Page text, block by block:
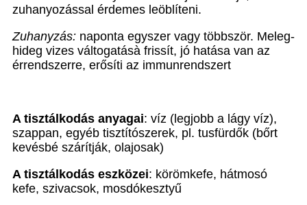
zuhanyozással érdemes leöblíteni.
Zuhanyzás: naponta egyszer vagy többször. Meleg-
hideg vizes váltogatásà frissít, jó hatása van az
érrendszerre, erősíti az immunrendszert
A tisztálkodás anyagai: víz (legjobb a lágy víz),
szappan, egyéb tisztítószerek, pl. tusfürdők (bőrt
kevésbé szárítják, olajosak)
A tisztálkodás eszközei: körömkefe, hátmosó
kefe, szivacsok, mosdókesztyű